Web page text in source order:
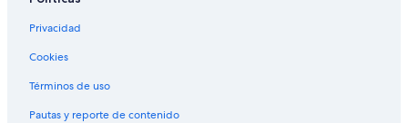
Privacidad
Cookies
Términos de uso
Pautas y reporte de contenido